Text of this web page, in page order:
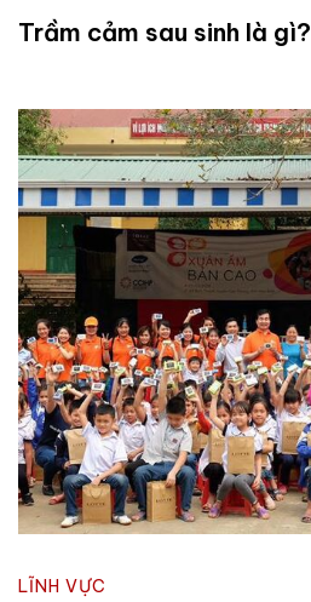
Trầm cảm sau sinh là gì?
LĨNH VỰC